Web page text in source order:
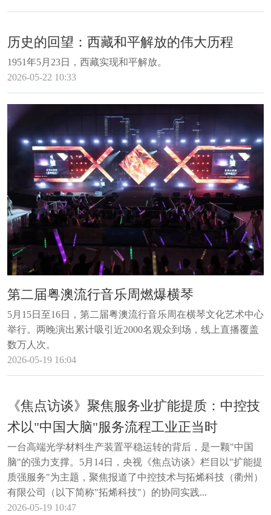
历史的回望：西藏和平解放的伟大历程
1951年5月23日，西藏实现和平解放。
2026-05-22 10:33
第二届粤澳流行音乐周燃爆横琴
5月15日至16日，第二届粤澳流行音乐周在横琴文化艺术中心
举行。两晚演出累计吸引近2000名观众到场，线上直播覆盖
数万人次。
2026-05-19 16:04
《焦点访谈》聚焦服务业扩能提质：中控技
术以"中国大脑"服务流程工业正当时
一台高端光学材料生产装置平稳运转的背后，是一颗"中国
脑"的强力支撑。5月14日，央视《焦点访谈》栏目以"扩能提
质强服务"为主题，聚焦报道了中控技术与拓烯科技（衢州）
有限公司（以下简称"拓烯科技"）的协同实践...
2026-05-19 10:47